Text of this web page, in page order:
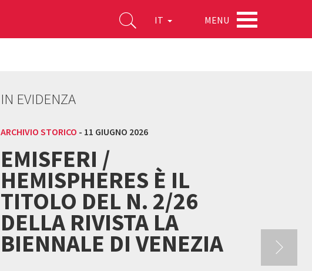
IT MENU
IN EVIDENZA
ARCHIVIO STORICO - 11 GIUGNO 2026
EMISFERI /
HEMISPHERES È IL
TITOLO DEL N. 2/26
DELLA RIVISTA LA
BIENNALE DI VENEZIA